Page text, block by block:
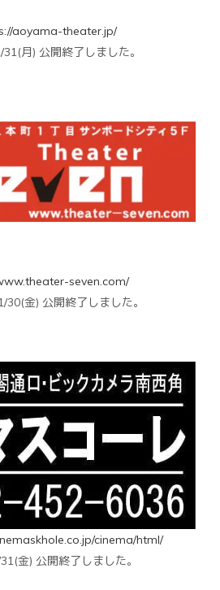
aoyama-theater.jp/
月) 公開終了しました。
seven.com/
30(金) 公開終了しました。
cinema/html/
金) 公開終了しました。